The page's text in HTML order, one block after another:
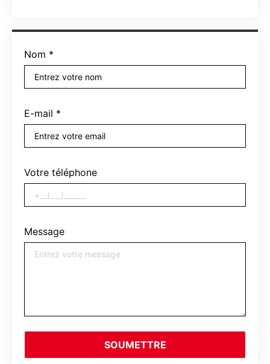
Nom *
E-mail *
Votre téléphone
Message
SOUMETTRE